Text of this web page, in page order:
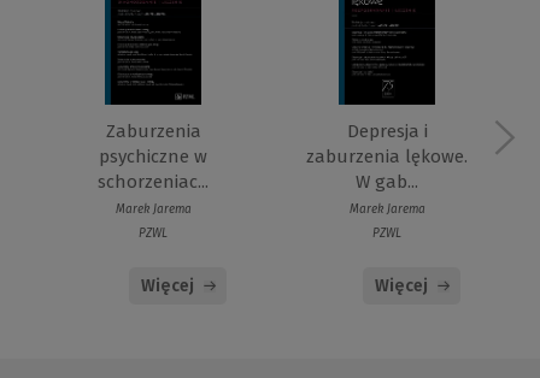
Zaburzenia
psychiczne w
schorzeniac...
Marek Jarema
PZWL
Więcej
Depresja i
zaburzenia lękowe.
W gab...
Marek Jarema
PZWL
Więcej